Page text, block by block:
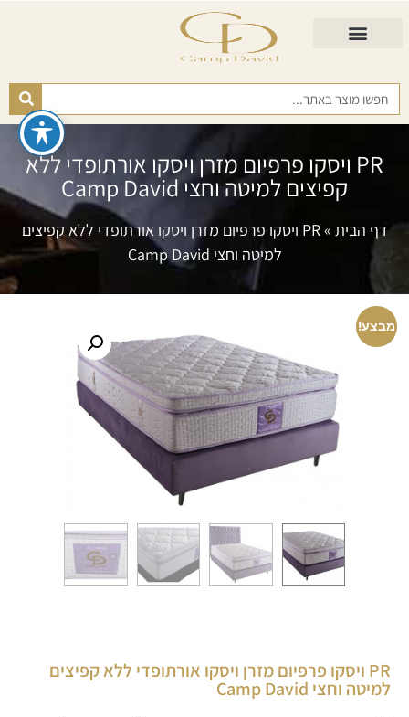
PR ויסקו פרפיום מזרן ויסקו אורתופדי ללא
קפיצים למיטה וחצי Camp David
דף הבית »
PR ויסקו פרפיום מזרן ויסקו אורתופדי ללא קפיצים
למיטה וחצי Camp David
מבצע!
PR ויסקו פרפיום מזרן ויסקו אורתופדי ללא קפיצים
למיטה וחצי Camp David